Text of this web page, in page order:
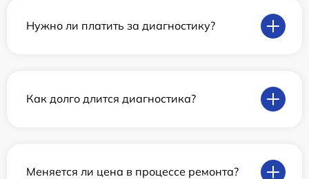
Нужно ли платить за диагностику?
Как долго длится диагностика?
Меняется ли цена в процессе ремонта?